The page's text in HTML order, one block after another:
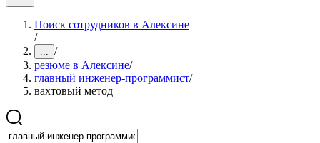
Поиск сотрудников в Алексине
/
... /
резюме в Алексине/
главный инженер-программист/
вахтовый метод